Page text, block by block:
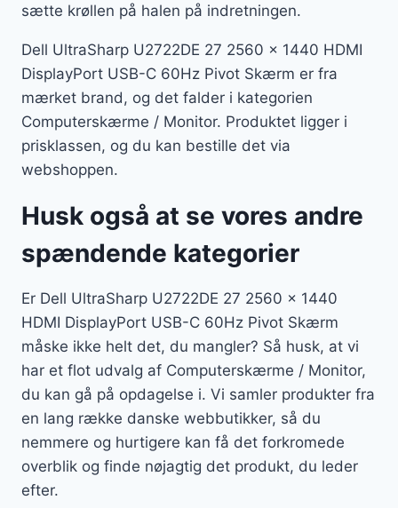
sætte krøllen på halen på indretningen.
Dell UltraSharp U2722DE 27 2560 x 1440 HDMI
DisplayPort USB-C 60Hz Pivot Skærm er fra
mærket brand, og det falder i kategorien
Computerskærme / Monitor. Produktet ligger i
prisklassen, og du kan bestille det via
webshoppen.
Husk også at se vores andre
spændende kategorier
Er Dell UltraSharp U2722DE 27 2560 x 1440
HDMI DisplayPort USB-C 60Hz Pivot Skærm
måske ikke helt det, du mangler? Så husk, at vi
har et flot udvalg af Computerskærme / Monitor,
du kan gå på opdagelse i. Vi samler produkter fra
en lang række danske webbutikker, så du
nemmere og hurtigere kan få det forkromede
overblik og finde nøjagtig det produkt, du leder
efter.